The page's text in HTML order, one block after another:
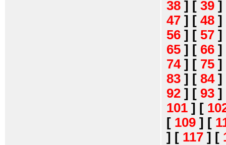
38 ] [ 39 ]
47 ] [ 48 ]
56 ] [ 57 ]
65 ] [ 66 ]
74] [ 75 ]
83 ] [ 84]
92 ] [ 93 ]
101 ] [
[ 109 ] [
] [ 117 ] [